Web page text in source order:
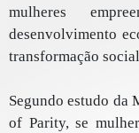
mulheres
desenvolvimento
transformação
Segundo estudo
of Parity, se